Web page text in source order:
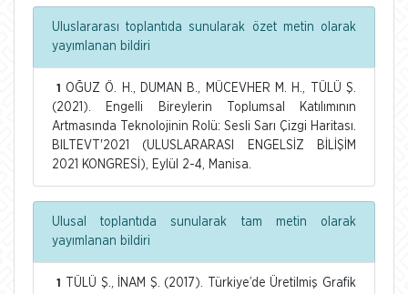
Uluslararası toplantıda sunularak özet metin olarak
yayımlanan bildiri
1
OĞUZ Ö. H., DUMAN B., MÜCEVHER M. H., TÜLÜ Ş.
(2021). Engelli Bireylerin Toplumsal Katılımının
Artmasında Teknolojinin Rolü: Sesli Sarı Çizgi Haritası.
BILTEVT'2021 (ULUSLARARASI ENGELSİZ BİLİŞİM
2021 KONGRESİ), Eylül 2-4, Manisa.
Ulusal toplantıda sunularak tam metin olarak
yayımlanan bildiri
1
TÜLÜ Ş., İNAM Ş. (2017). Türkiye’de Üretilmiş Grafik